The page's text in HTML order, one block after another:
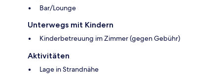
Bar/Lounge
Unterwegs mit Kindern
Kinderbetreuung im Zimmer (gegen Gebühr)
Aktivitäten
Lage in Strandnähe